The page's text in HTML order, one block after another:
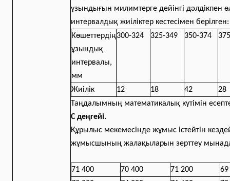
ұзындығын милимтерге дейінгі дәлдікпен
интервалдық жиіліктер кестесімен берілген:
Көшеттердің
ұзындық
интервалы,
мм
300-324 325-349 350-374
Жиілік 12 18 42
28
Таңдалымның математикалық күтімін
С деңгейі.
Құрылыс мекемесінде жұмыс істейтін
жұмысшының жалақыларын зерттеу
71 400 70 400 71 200
69